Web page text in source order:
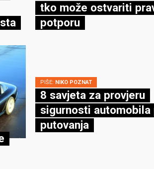
tko može ostvariti
potporu
PIŠE: NIKO POZNAT
8 savjeta za provjeru
sigurnosti automobila
putovanja